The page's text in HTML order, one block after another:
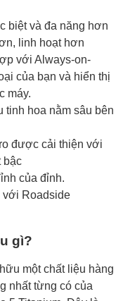
biệt và đa năng hơn
linh hoạt hơn
với Always-on-
của bạn và hiển thị
máy.
hoa nằm sâu bên
được cải thiện với
bậc
của đỉnh.
với Roadside
gì?
một chất liệu hàng
nhất từng có của